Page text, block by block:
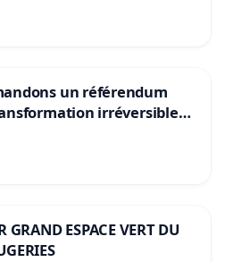
un référendum
irréversible
GRAND ESPACE VERT DU